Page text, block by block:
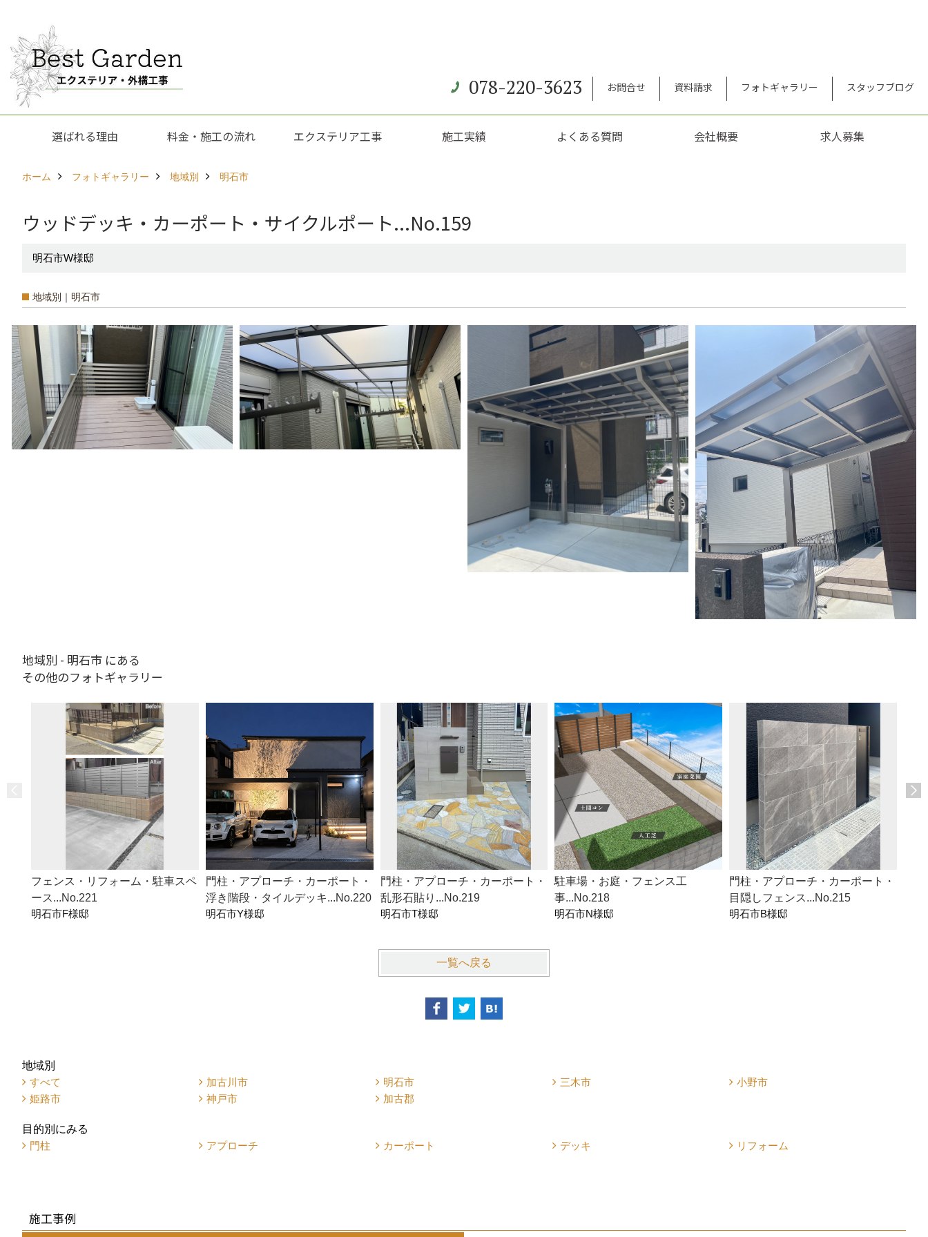
078-220-3623 お問合せ 資料請求 フォトギャラリー スタッフブログ
選ばれる理由 料金・施工の流れ エクステリア工事 施工実績 よくある質問 会社概要 求人募集
ホーム フォトギャラリー 地域別 明石市
ウッドデッキ・カーポート・サイクルポート...No.159
明石市W様邸
地域別｜明石市
地域別 - 明石市 にある
その他のフォトギャラリー
フェンス・リフォーム・駐車スペ
ース...No.221
明石市F様邸
門柱・アプローチ・カーポート・
浮き階段・タイルデッキ...No.220
明石市Y様邸
門柱・アプローチ・カーポート・
乱形石貼り...No.219
明石市T様邸
駐車場・お庭・フェンス工
事...No.218
明石市N様邸
門柱・アプローチ・カーポート・
目隠しフェンス...No.215
明石市B様邸
一覧へ戻る
地域別
すべて
加古川市 明石市 三木市
小野市
姫路市
神戸市 加古郡
目的別にみる
門柱
アプローチ カーポート デッキ リフォーム
施工事例